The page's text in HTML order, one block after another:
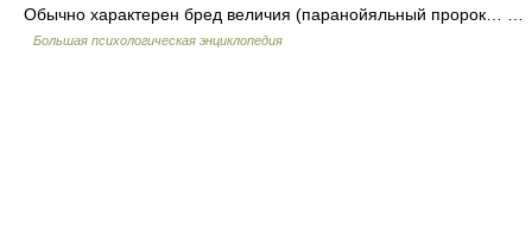
Обычно характерен бред величия (паранойяльный пророк… …
Большая психологическая энциклопедия